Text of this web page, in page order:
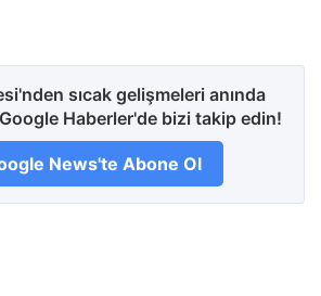
sıcak gelişmeleri anında
Haberler'de bizi takip edin!
News'te Abone Ol